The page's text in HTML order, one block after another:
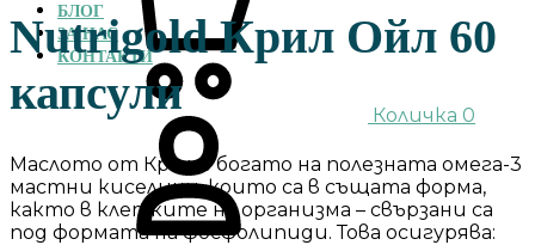
БЛОГ
ЗА НАС
КОНТАКТИ
Количка 0
Nutrigold Крил Ойл 60
капсули
Маслото от Крил е богато на полезната омега-3
мастни киселини, които са в същата форма,
както в клетките на организма – свързани са
под формата на фосфолипиди. Това осигурява: